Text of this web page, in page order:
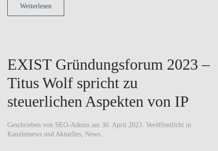
Weiterlesen
EXIST Gründungsforum 2023 –
Titus Wolf spricht zu
steuerlichen Aspekten von IP
Geschrieben von SEO-Admin am 30. April 2023. Veröffentlicht in
Kanzleinews und Aktuelles, News.